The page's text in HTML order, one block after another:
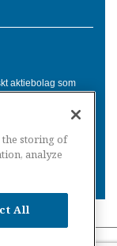
aktiebolag som
med bas på
the storing of
analyze
All